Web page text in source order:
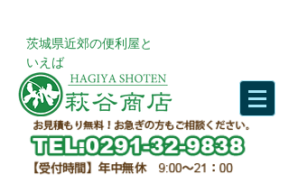
​茨城県近郊の便利屋と
いえば